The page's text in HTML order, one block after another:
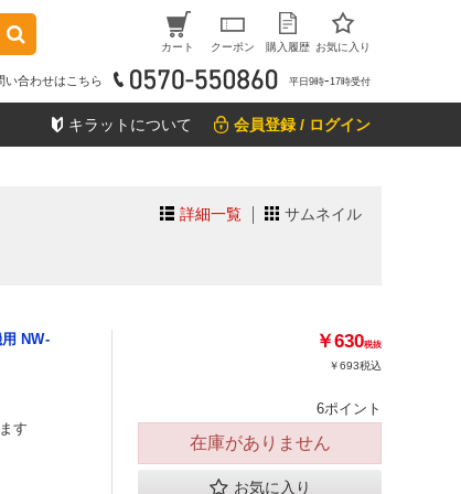
カート クーポン 購入履歴 お気に入り
い合わせはこちら 平日9時ｰ17時受付
キラットについて 会員登録 / ログイン
詳細一覧 サムネイル
NW-
す
￥630税抜
￥693税込
6ポイント
在庫がありません
お気に入り